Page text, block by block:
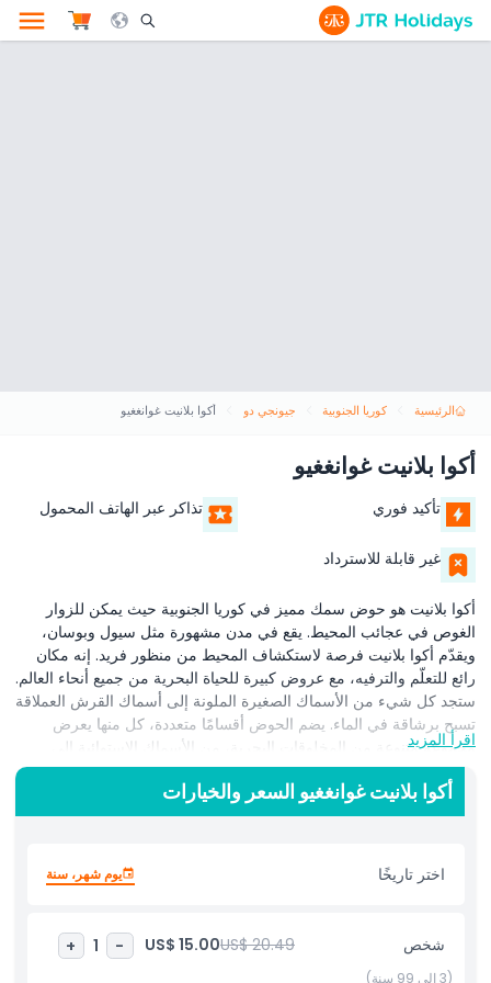
Search Opener Icon
الرئيسية كوريا الجنوبية جيونجي دو أكوا بلانيت غوانغغيو
أكوا بلانيت غوانغغيو
تأكيد فوري تذاكر عبر الهاتف المحمول
غير قابلة للاسترداد
أكوا بلانيت هو حوض سمك مميز في كوريا الجنوبية حيث يمكن للزوار
الغوص في عجائب المحيط. يقع في مدن مشهورة مثل سيول وبوسان،
ويقدّم أكوا بلانيت فرصة لاستكشاف المحيط من منظور فريد. إنه مكان
رائع للتعلّم والترفيه، مع عروض كبيرة للحياة البحرية من جميع أنحاء العالم.
ستجد كل شيء من الأسماك الصغيرة الملونة إلى أسماك القرش العملاقة
تسبح برشاقة في الماء. يضم الحوض أقسامًا متعددة، كل منها يعرض
مجموعة متنوعة من المخلوقات البحرية، من الأسماك الاستوائية إلى
السلاحف البحرية وحتى البطاريق.
من الميزات الأكثر إثارة في أكوا بلانيت هي فرصة المشي عبر أنفاق كبيرة
البحرية، يضم أكوا بلانيت أيضًا عروضًا ممتعة أخرى، بما في ذلك عروض
أكوا بلانيت ليس للتسلية فحسب؛ بل هو أيضًا مكان يمكنك فيه التعرف
اقرأ المزيد
أكوا بلانيت غوانغغيو السعر والخيارات
اختر تاريخًا يوم شهر، سنة
شخص US$ 20.49
US$ 15.00
-
1
+
(3 إلى 99 سنة)